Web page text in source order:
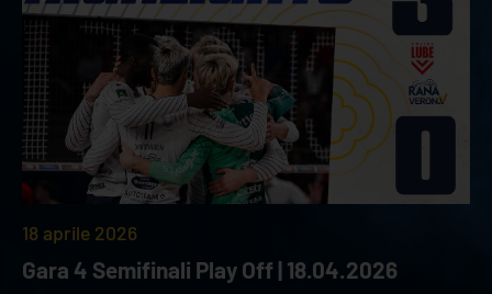
18 aprile 2026
Gara 4 Semifinali Play Off | 18.04.2026